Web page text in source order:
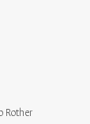
Rother